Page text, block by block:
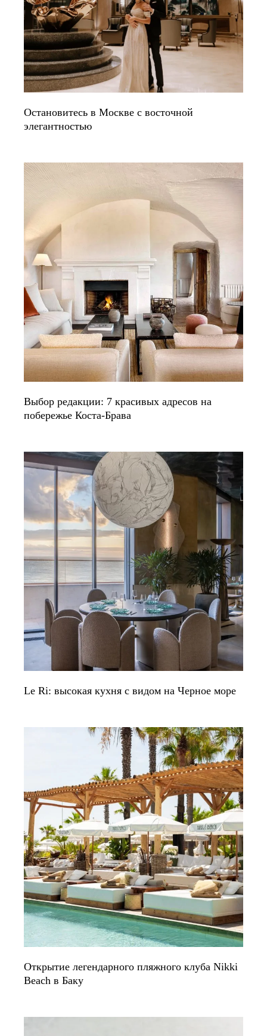
Остановитесь в Москве с восточной
элегантностью
Выбор редакции: 7 красивых адресов на
побережье Коста-Брава
Le Ri: высокая кухня с видом на Черное море
Открытие легендарного пляжного клуба Nikki
Beach в Баку